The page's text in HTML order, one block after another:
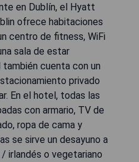
en Dublín, el Hyatt
ofrece habitaciones
centro de fitness, WiFi
sala de estar
cuenta con un
privado
En el hotel, todas las
con armario, TV de
ropa de cama y
se sirve un desayuno a
irlandés o vegetariano